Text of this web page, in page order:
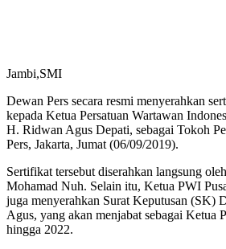
Jambi,SMI
Dewan Pers secara resmi menyerahkan
kepada Ketua Persatuan Wartawan
H. Ridwan Agus Depati, sebagai Tokoh
Pers, Jakarta, Jumat (06/09/2019).
Sertifikat tersebut diserahkan langsung
Mohamad Nuh. Selain itu, Ketua PWI
juga menyerahkan Surat Keputusan (SK)
Agus, yang akan menjabat sebagai Ketua
hingga 2022.